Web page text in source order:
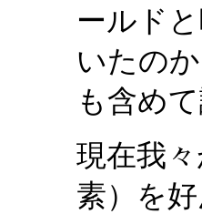
ールド
いたの
も含め
現在我
素）を